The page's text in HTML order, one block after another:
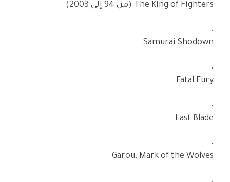
The King of Fighters (من 94 إلى 2003)
Samurai Shodown
Fatal Fury
Last Blade
Garou: Mark of the Wolves